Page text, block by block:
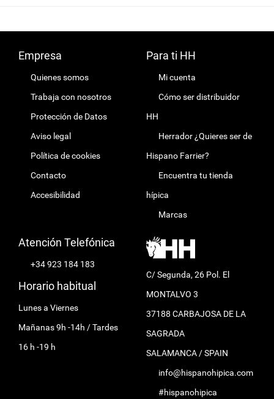
Empresa
Quienes somos
Trabaja con nosotros
Protección de Datos
Aviso legal
Política de cookies
Contacto
Accesibilidad
Para ti HH
Mi cuenta
Cómo ser distribuidor
HH
Herrador ¿Quieres ser de
Hispano Farrier?
Encuentra tu tienda
hípica
Marcas
Atención Telefónica
+34 923 184 183
Horario habitual
Lunes a Viernes
Mañanas 9h -14h / Tardes
16 h -19 h
C/ Segunda, 26 Pol. El
MONTALVO 3
37188 CARBAJOSA DE LA
SAGRADA
SALAMANCA / SPAIN
info@hispanohipica.com
#hispanohipica